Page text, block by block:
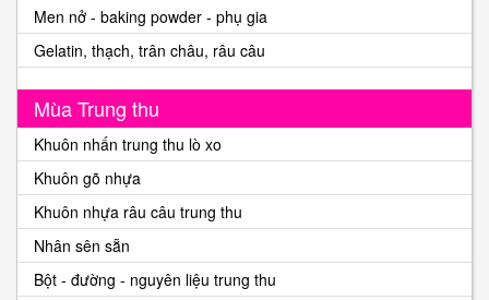
Men nở - baking powder - phụ gia
Gelatin, thạch, trân châu, râu câu
Mùa Trung thu
Khuôn nhấn trung thu lò xo
Khuôn gõ nhựa
Khuôn nhựa râu câu trung thu
Nhân sên sẵn
Bột - đường - nguyên liệu trung thu